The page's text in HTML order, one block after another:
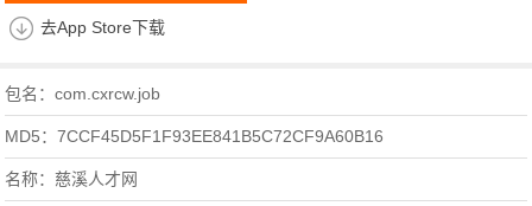
去App Store下载
包名：com.cxrcw.job
MD5：7CCF45D5F1F93EE841B5C72CF9A60B16
名称：慈溪人才网